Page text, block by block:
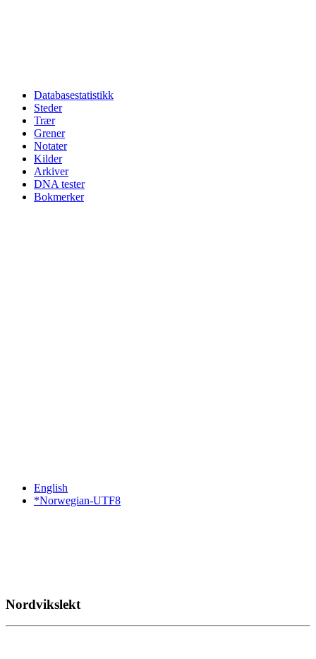
Databasestatistikk
Steder
Trær
Grener
Notater
Kilder
Arkiver
DNA tester
Bokmerker
English
*Norwegian-UTF8
Nordvikslekt